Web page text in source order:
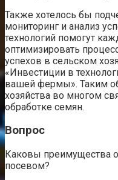
Также хотелось бы
мониторинг и анализ
технологий помогут
оптимизировать
успехов в сельском
«Инвестиции в
вашей фермы». Таким
хозяйства во многом
обработке семян.
Вопрос
Каковы преимущества
посевом?